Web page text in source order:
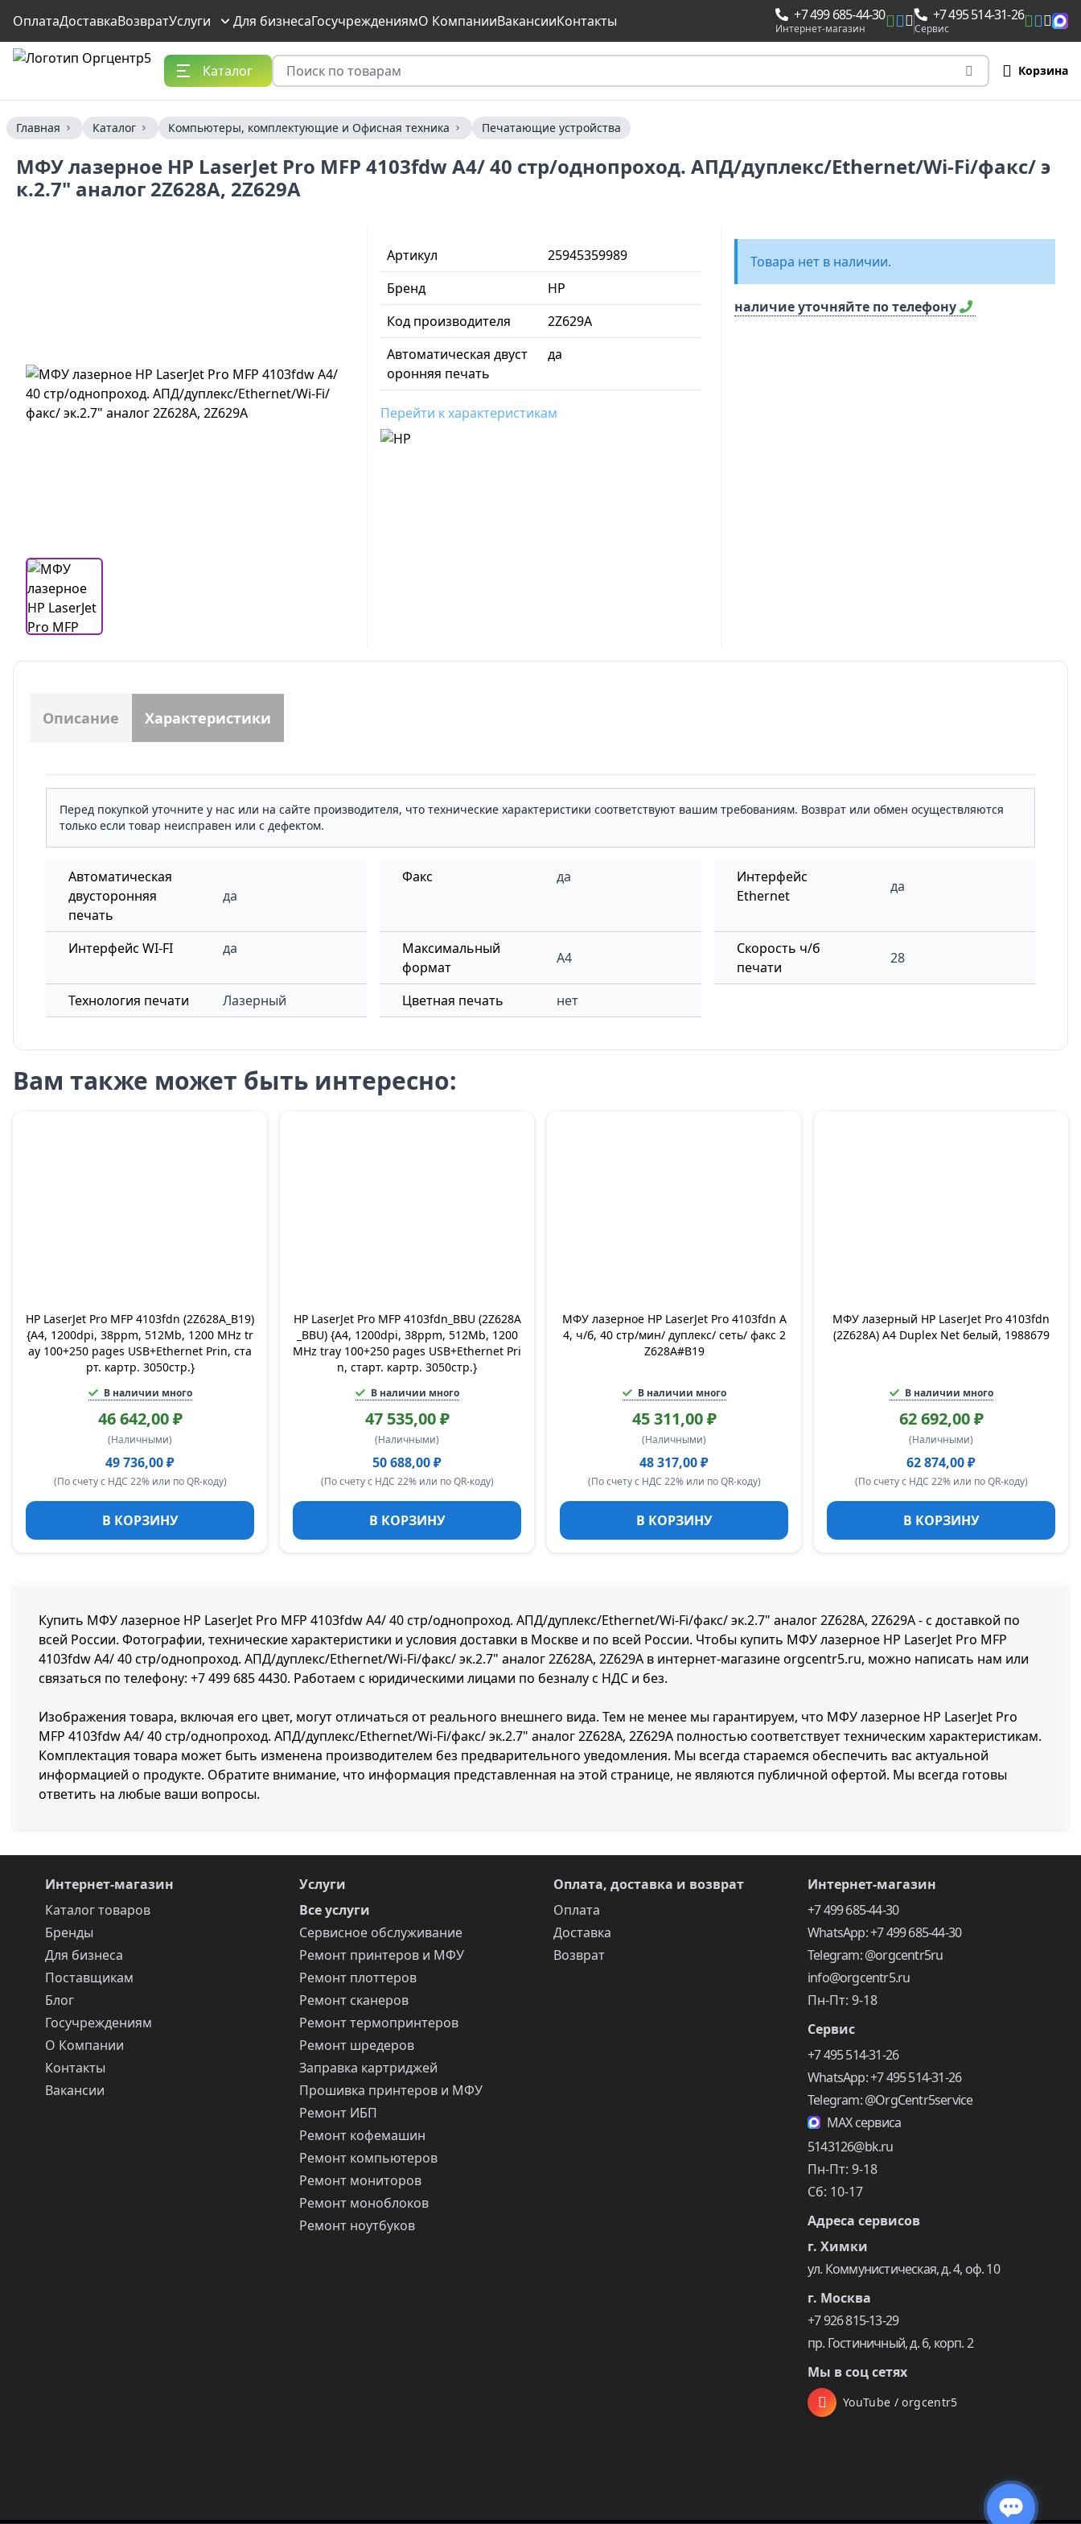
ОплатаДоставкаВозвратУслуги Для бизнесаГосучреждениямО КомпанииВакансииКонтакты +7 499 685-44-30
Интернет-магазин
+7 495 514-31-26
Сервис
Каталог Корзина
Главная Каталог Компьютеры, комплектующие и Офисная техника Печатающие устройства
МФУ лазерное HP LaserJet Pro MFP 4103fdw А4/ 40 стр/однопроход. АПД/дуплекс/Ethernet/Wi-Fi/факс/ э
к.2.7" аналог 2Z628A, 2Z629A
Артикул
25945359989
Бренд
HP
Код производителя
2Z629A
Автоматическая двуст
оронняя печать
да
Перейти к характеристикам
Товара нет в наличии.
наличие уточняйте по телефону
Описание Характеристики
Перед покупкой уточните у нас или на сайте производителя, что технические характеристики соответствуют вашим требованиям. Возврат или обмен осуществляются
только если товар неисправен или с дефектом.
Автоматическая
двусторонняя
печать
да
Факс да
Интерфейс
Ethernet
да
Интерфейс WI-FI да
Максимальный
формат
A4
Скорость ч/б
печати
28
Технология печати Лазерный Цветная печать нет
Вам также может быть интересно:
HP LaserJet Pro MFP 4103fdn (2Z628A_B19)
{A4, 1200dpi, 38ppm, 512Mb, 1200 MHz tr
ay 100+250 pages USB+Ethernet Prin, ста
рт. картр. 3050стр.}
В наличии много
46 642,00 ₽
(Наличными)
49 736,00 ₽
(По счету с НДС 22% или по QR-коду)
В КОРЗИНУ
HP LaserJet Pro MFP 4103fdn_BBU (2Z628A
_BBU) {A4, 1200dpi, 38ppm, 512Mb, 1200
MHz tray 100+250 pages USB+Ethernet Pri
n, старт. картр. 3050стр.}
В наличии много
47 535,00 ₽
(Наличными)
50 688,00 ₽
(По счету с НДС 22% или по QR-коду)
В КОРЗИНУ
МФУ лазерное HP LaserJet Pro 4103fdn A
4, ч/б, 40 стр/мин/ дуплекс/ сеть/ факс 2
Z628A#B19
В наличии много
45 311,00 ₽
(Наличными)
48 317,00 ₽
(По счету с НДС 22% или по QR-коду)
В КОРЗИНУ
МФУ лазерный HP LaserJet Pro 4103fdn
(2Z628A) A4 Duplex Net белый, 1988679
В наличии много
62 692,00 ₽
(Наличными)
62 874,00 ₽
(По счету с НДС 22% или по QR-коду)
В КОРЗИНУ
Купить МФУ лазерное HP LaserJet Pro MFP 4103fdw А4/ 40 стр/однопроход. АПД/дуплекс/Ethernet/Wi-Fi/факс/ эк.2.7" аналог 2Z628A, 2Z629A - с доставкой по
всей России. Фотографии, технические характеристики и условия доставки в Москве и по всей России. Чтобы купить МФУ лазерное HP LaserJet Pro MFP
4103fdw А4/ 40 стр/однопроход. АПД/дуплекс/Ethernet/Wi-Fi/факс/ эк.2.7" аналог 2Z628A, 2Z629A в интернет-магазине orgcentr5.ru, можно написать нам или
связаться по телефону: +7 499 685 4430. Работаем с юридическими лицами по безналу с НДС и без.
Изображения товара, включая его цвет, могут отличаться от реального внешнего вида. Тем не менее мы гарантируем, что МФУ лазерное HP LaserJet Pro
MFP 4103fdw А4/ 40 стр/однопроход. АПД/дуплекс/Ethernet/Wi-Fi/факс/ эк.2.7" аналог 2Z628A, 2Z629A полностью соответствует техническим характеристикам.
Комплектация товара может быть изменена производителем без предварительного уведомления. Мы всегда стараемся обеспечить вас актуальной
информацией о продукте. Обратите внимание, что информация представленная на этой странице, не являются публичной офертой. Мы всегда готовы
ответить на любые ваши вопросы.
Интернет-магазин
Каталог товаров
Бренды
Для бизнеса
Поставщикам
Блог
Госучреждениям
О Компании
Контакты
Вакансии
Услуги
Все услуги
Сервисное обслуживание
Ремонт принтеров и МФУ
Ремонт плоттеров
Ремонт сканеров
Ремонт термопринтеров
Ремонт шредеров
Заправка картриджей
Прошивка принтеров и МФУ
Ремонт ИБП
Ремонт кофемашин
Ремонт компьютеров
Ремонт мониторов
Ремонт моноблоков
Ремонт ноутбуков
Оплата, доставка и возврат
Оплата
Доставка
Возврат
Интернет-магазин
+7 499 685-44-30
WhatsApp: +7 499 685-44-30
Telegram: @orgcentr5ru
info@orgcentr5.ru
Пн-Пт: 9-18
Сервис
+7 495 514-31-26
WhatsApp: +7 495 514-31-26
Telegram: @OrgCentr5service
MAX сервиса
5143126@bk.ru
Пн-Пт: 9-18
Сб: 10-17
Адреса сервисов
г. Химки
ул. Коммунистическая, д. 4, оф. 10
г. Москва
+7 926 815-13-29
пр. Гостиничный, д. 6, корп. 2
Мы в соц сетях
YouTube / orgcentr5